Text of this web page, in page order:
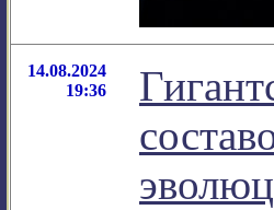
14.08.2024
19:36